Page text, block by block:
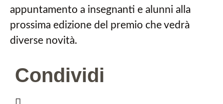
appuntamento a insegnanti e alunni alla
prossima edizione del premio che vedrà
diverse novità.
Condividi